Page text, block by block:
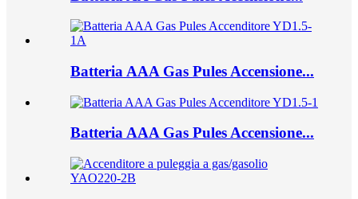
Batteria AAA Gas Pules Accensione...
Batteria AAA Gas Pules Accensione...